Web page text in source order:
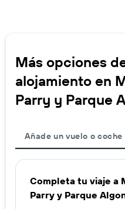
Más opciones
alojamiento en
Parry y Parque
Añade un vuelo o
Completa tu viaje a
Parry y Parque